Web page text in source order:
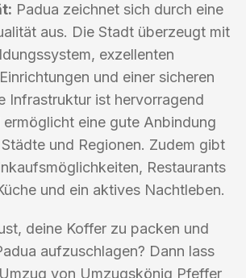
Padua zeichnet sich durch eine
aus. Die Stadt überzeugt mit
exzellenten
und einer sicheren
Infrastruktur ist hervorragend
eine gute Anbindung
und Regionen. Zudem gibt
Restaurants
und ein aktives Nachtleben.
deine Koffer zu packen und
aufzuschlagen? Dann lass
von Umzugskönig Pfeffer